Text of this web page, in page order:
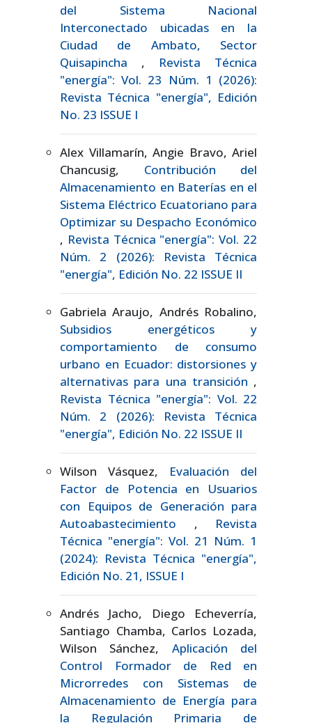
del Sistema Nacional
Interconectado ubicadas en la
Ciudad de Ambato, Sector
Quisapincha , Revista Técnica
"energía": Vol. 23 Núm. 1 (2026):
Revista Técnica "energía", Edición
No. 23 ISSUE I
Alex Villamarín, Angie Bravo, Ariel
Chancusig, Contribución del
Almacenamiento en Baterías en el
Sistema Eléctrico Ecuatoriano para
Optimizar su Despacho Económico
, Revista Técnica "energía": Vol. 22
Núm. 2 (2026): Revista Técnica
"energía", Edición No. 22 ISSUE II
Gabriela Araujo, Andrés Robalino,
Subsidios energéticos y
comportamiento de consumo
urbano en Ecuador: distorsiones y
alternativas para una transición ,
Revista Técnica "energía": Vol. 22
Núm. 2 (2026): Revista Técnica
"energía", Edición No. 22 ISSUE II
Wilson Vásquez, Evaluación del
Factor de Potencia en Usuarios
con Equipos de Generación para
Autoabastecimiento , Revista
Técnica "energía": Vol. 21 Núm. 1
(2024): Revista Técnica "energía",
Edición No. 21, ISSUE I
Andrés Jacho, Diego Echeverría,
Santiago Chamba, Carlos Lozada,
Wilson Sánchez, Aplicación del
Control Formador de Red en
Microrredes con Sistemas de
Almacenamiento de Energía para
la Regulación Primaria de